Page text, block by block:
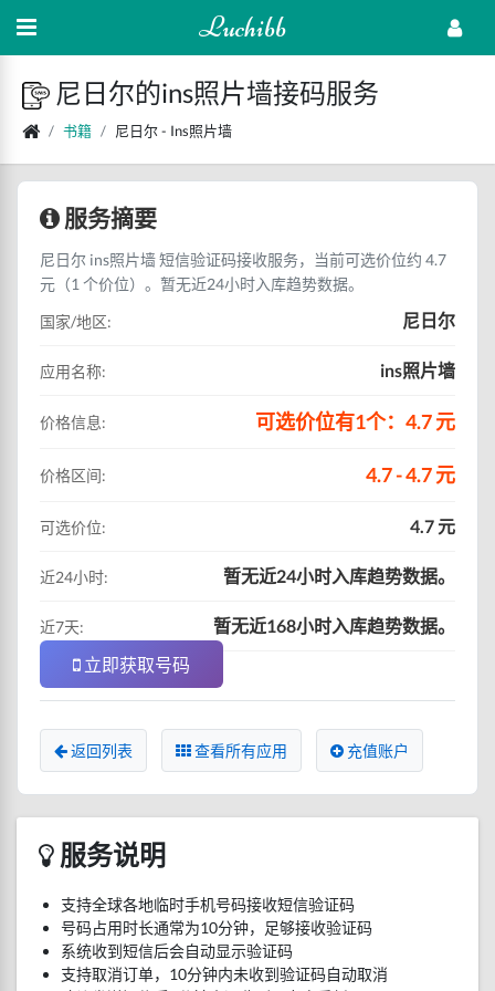
Luchibb
尼日尔的ins照片墙接码服务
书籍 尼日尔 - Ins照片墙
服务摘要
尼日尔 ins照片墙 短信验证码接收服务，当前可选价位约 4.7
元（1 个价位）。暂无近24小时入库趋势数据。
国家/地区:
尼日尔
应用名称: ins照片墙
价格信息: 可选价位有1个：4.7 元
价格区间: 4.7 - 4.7 元
可选价位: 4.7 元
近24小时: 暂无近24小时入库趋势数据。
近7天:
暂无近168小时入库趋势数据。
立即获取号码
返回列表 查看所有应用 充值账户
服务说明
支持全球各地临时手机号码接收短信验证码
号码占用时长通常为10分钟，足够接收验证码
系统收到短信后会自动显示验证码
支持取消订单，10分钟内未收到验证码自动取消